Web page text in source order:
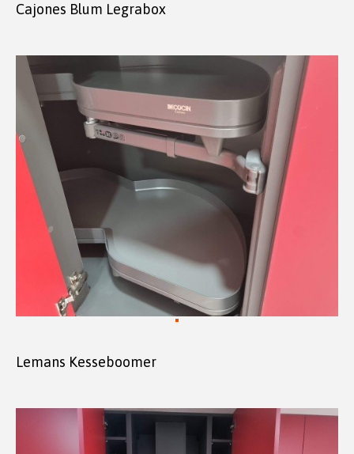
Cajones Blum Legrabox
Lemans Kesseboomer